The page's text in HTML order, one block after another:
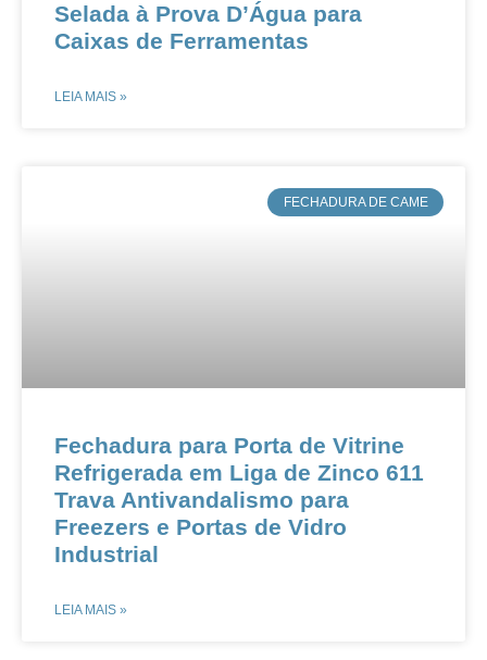
Selada à Prova D’Água para
Caixas de Ferramentas
LEIA MAIS »
​FECHADURA DE CAME
​Fechadura para Porta de Vitrine
Refrigerada em Liga de Zinco 611​​ ​​
Trava Antivandalismo para
Freezers e Portas de Vidro
Industrial​
LEIA MAIS »